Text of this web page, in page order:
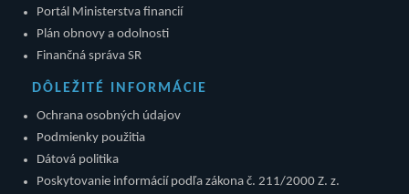
Portál Ministerstva financií
Plán obnovy a odolnosti
Finančná správa SR
DÔLEŽITÉ INFORMÁCIE
Ochrana osobných údajov
Podmienky použitia
Dátová politika
Poskytovanie informácií podľa zákona č. 211/2000 Z. z.